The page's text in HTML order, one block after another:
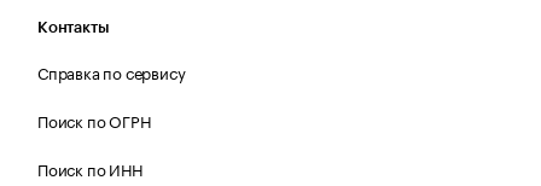
Контакты
Справка по сервису
Поиск по ОГРН
Поиск по ИНН